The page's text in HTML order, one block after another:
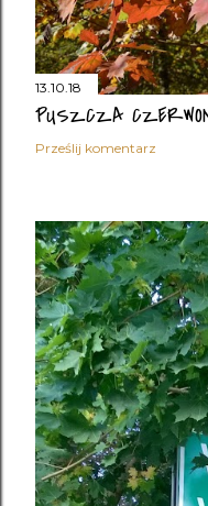
13.10.18
PUSZCZA
Prześlij komentarz